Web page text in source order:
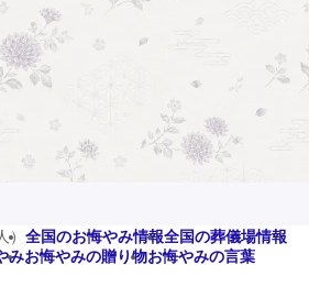
） 全国のお悔やみ情報全国の葬儀場情報
みお悔やみの贈り物お悔やみの言葉